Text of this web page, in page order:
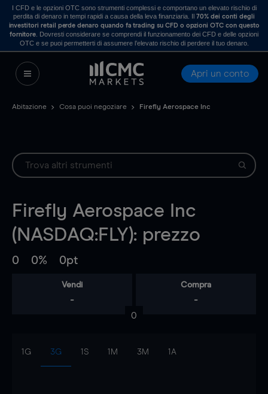
I CFD e le opzioni OTC sono strumenti complessi e comportano un elevato rischio di
perdita di denaro in tempi rapidi a causa della leva finanziaria. Il70% dei conti degli
investitori retail perde denaro quando fa trading su CFD o opzioni OTC con questo
fornitore . Dovresti considerare se comprendi il funzionamento dei CFD e delle opzioni
OTC e se puoi permetterti di assumere l’elevato rischio di perdere il tuo denaro.
Apri un conto
Abitazione Cosa puoi negoziare Firefly Aerospace Inc
Firefly Aerospace Inc
(NASDAQ:FLY): prezzo
0 0% 0pt
Vendi
-
Compra
-
0
1G 3G 1S 1M 3M 1A